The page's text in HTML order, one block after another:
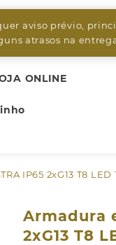
aviso prévio,
atrasos na
ONLINE
IP65 2xG13 T8
Armadura
2xG13 T8